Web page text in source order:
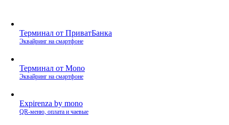
Терминал от ПриватБанка
Эквайринг на смартфоне
Терминал от Mono
Эквайринг на смартфоне
Expirenza by mono
QR‑меню, оплата и чаевые